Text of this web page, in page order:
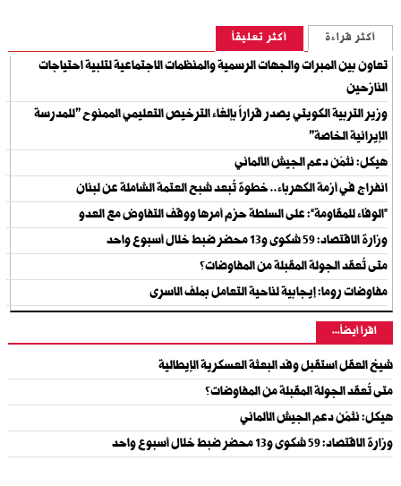
أكثر قراءة أكثر تعليقاً
تعاون بين المبرات والجهات الرسمية والمنظمات الاجتماعية لتلبية احتياجات
النازحين
وزير التربية الكويتي يصدر قراراً بإلغاء الترخيص التعليمي الممنوح "للمدرسة
الإيرانية الخاصة"
هيكل: نثمّن دعم الجيش الألماني
انفراج في أزمة الكهرباء.. خطوة تُبعد شبح العتمة الشاملة عن لبنان
“الوفاء للمقاومة”: على السلطة حزم أمرها ووقف التفاوض مع العدو
وزارة الاقتصاد: 59 شكوى و13 محضر ضبط خلال أسبوع واحد
متى تُعقد الجولة المقبلة من المفاوضات؟
مفاوضات روما: إيجابية لناحية التعامل بملف الاسرى
اقرأ أيضاً...
شيخ العقل استقبل وفد البعثة العسكرية الإيطالية
متى تُعقد الجولة المقبلة من المفاوضات؟
هيكل: نثمّن دعم الجيش الألماني
وزارة الاقتصاد: 59 شكوى و13 محضر ضبط خلال أسبوع واحد